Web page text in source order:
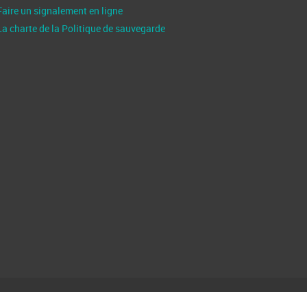
un signalement en ligne
charte de la Politique de sauvegarde